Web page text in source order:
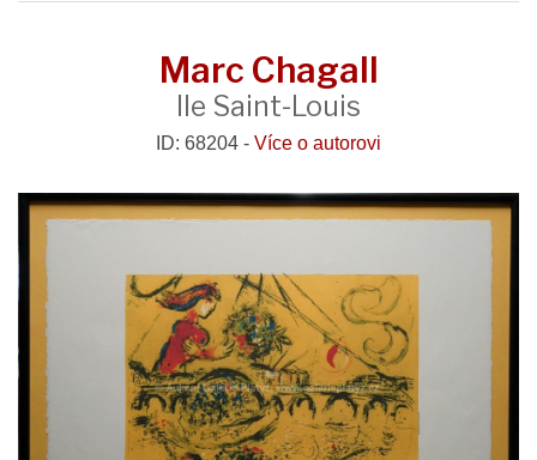
Marc Chagall
Ile Saint-Louis
ID: 68204 - Více o autorovi